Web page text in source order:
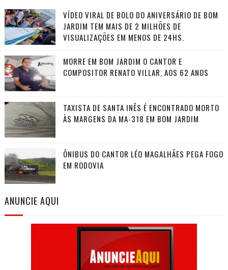
VÍDEO VIRAL DE BOLO DO ANIVERSÁRIO DE BOM
JARDIM TEM MAIS DE 2 MILHÕES DE
VISUALIZAÇÕES EM MENOS DE 24HS.
MORRE EM BOM JARDIM O CANTOR E
COMPOSITOR RENATO VILLAR, AOS 62 ANOS
TAXISTA DE SANTA INÊS É ENCONTRADO MORTO
ÀS MARGENS DA MA-318 EM BOM JARDIM
ÔNIBUS DO CANTOR LÉO MAGALHÃES PEGA FOGO
EM RODOVIA
ANUNCIE AQUI